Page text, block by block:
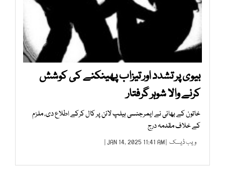
بیوی پر تشدد اور تیزاب پھینکنے کی کوشش
کرنے والا شوہر گرفتار
خاتون کے بھائی نے ایمرجنسی ہیلپ لائن پر کال کرکے اطلاع دی، ملزم
کے خلاف مقدمہ درج
ویب ڈیسک | JAN 14, 2025 11:41 AM |